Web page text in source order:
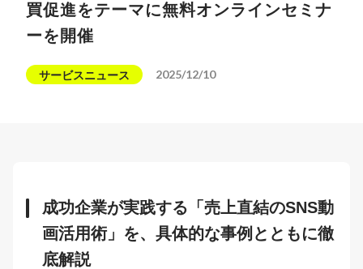
買促進をテーマに無料オンラインセミナ
ーを開催
サービスニュース 2025/12/10
成功企業が実践する「売上直結のSNS動
画活用術」を、具体的な事例とともに徹
底解説